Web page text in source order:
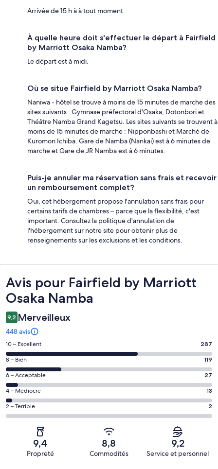
Arrivée de 15 h à à tout moment.
À quelle heure doit s'effectuer le départ à Fairfield
by Marriott Osaka Namba?
Le départ est à midi.
Où se situe Fairfield by Marriott Osaka Namba?
Naniwa - hôtel se trouve à moins de 15 minutes de marche des
sites suivants : Gymnase préfectoral d'Osaka, Dotonbori et
Théâtre Namba Grand Kagetsu. Les sites suivants se trouvent à
moins de 15 minutes de marche : Nipponbashi et Marché de
Kuromon Ichiba. Gare de Namba (Nankai) est à 6 minutes de
marche et Gare de JR Namba est à 6 minutes.
Puis-je annuler ma réservation sans frais et recevoir
un remboursement complet?
Oui, cet hébergement propose l'annulation sans frais pour
certains tarifs de chambres – parce que la flexibilité, c'est
important. Consultez la politique d'annulation de
l'hébergement sur notre site pour obtenir plus de
renseignements sur les exclusions et les conditions.
Avis
Avis pour Fairfield by Marriott
Osaka Namba
9,2 Merveilleux
448 avis
Note
de 10
–
Excellent,
d’après
287 avis
sur 448.
10 – Excellent 287
Note
de 8
–
Bien,
d’après
119 avis
8 – Bien 119
Note
de 6
–
Acceptable,
d’après
6 – Acceptable 27
Note
de 4
–
sur 448.
4 – Médiocre 13
Note
de 2
2 – Terrible 2
9,4
Propreté
8,8
Commodités
9,2
Service et personnel